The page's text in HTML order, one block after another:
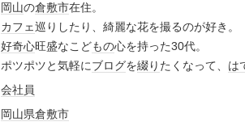
岡山の倉敷市在住。
カフェ巡りしたり、綺麗な花を撮るのが好き。
好奇心旺盛なこどもの心を持った30代。
ポツポツと気軽にブログを綴り たくなって、 は
会社員
岡山県倉敷市